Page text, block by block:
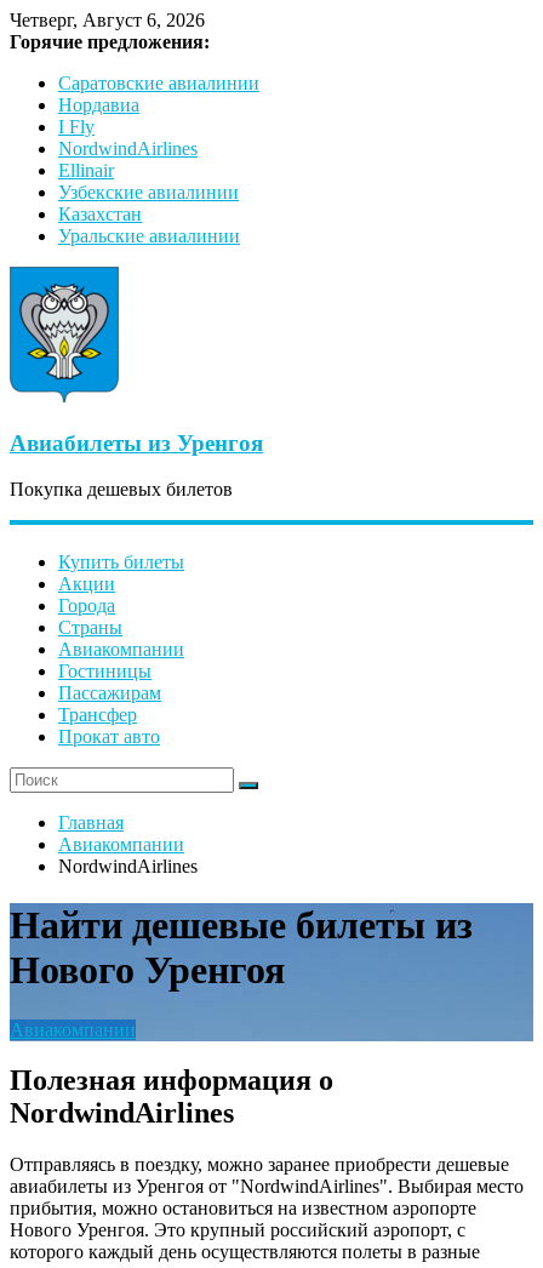
Четверг, Август 6, 2026
Горячие предложения:
Саратовские авиалинии
Нордавиа
I Fly
NordwindAirlines
Ellinair
Узбекские авиалинии
Казахстан
Уральские авиалинии
Авиабилеты из Уренгоя
Покупка дешевых билетов
Купить билеты
Акции
Города
Страны
Авиакомпании
Гостиницы
Пассажирам
Трансфер
Прокат авто
Главная
Авиакомпании
NordwindAirlines
Найти дешевые билеты из
Нового Уренгоя
Авиакомпании
Полезная информация о
NordwindAirlines
Отправляясь в поездку, можно заранее приобрести дешевые
авиабилеты из Уренгоя от "NordwindAirlines". Выбирая место
прибытия, можно остановиться на известном аэропорте
Нового Уренгоя. Это крупный российский аэропорт, с
которого каждый день осуществляются полеты в разные